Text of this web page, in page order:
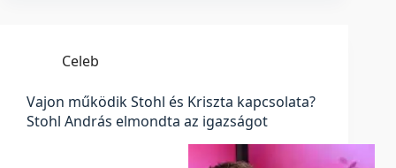
Celeb
Vajon működik Stohl és Kriszta kapcsolata?
Stohl András elmondta az igazságot